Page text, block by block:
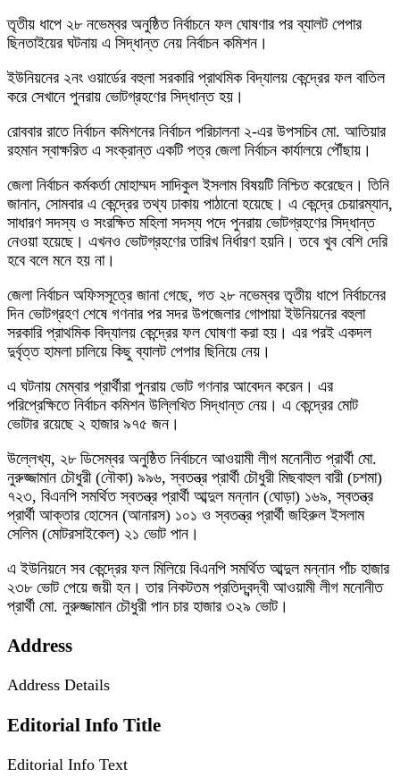
তৃতীয় ধাপে ২৮ নভেম্বর অনুষ্ঠিত নির্বাচনে ফল ঘোষণার পর ব্যালট পেপার
ছিনতাইয়ের ঘটনায় এ সিদ্ধান্ত নেয় নির্বাচন কমিশন।
ইউনিয়নের ২নং ওয়ার্ডের বহুলা সরকারি প্রাথমিক বিদ্যালয় কেন্দ্রের ফল বাতিল
করে সেখানে পুনরায় ভোটগ্রহণের সিদ্ধান্ত হয়।
রোববার রাতে নির্বাচন কমিশনের নির্বাচন পরিচালনা ২-এর উপসচিব মো. আতিয়ার
রহমান স্বাক্ষরিত এ সংক্রান্ত একটি পত্র জেলা নির্বাচন কার্যালয়ে পৌঁছায়।
জেলা নির্বাচন কর্মকর্তা মোহাম্মদ সাদিকুল ইসলাম বিষয়টি নিশ্চিত করেছেন। তিনি
জানান, সোমবার এ কেন্দ্রের তথ্য ঢাকায় পাঠানো হয়েছে। এ কেন্দ্রে চেয়ারম্যান,
সাধারণ সদস্য ও সংরক্ষিত মহিলা সদস্য পদে পুনরায় ভোটগ্রহণের সিদ্ধান্ত
নেওয়া হয়েছে। এখনও ভোটগ্রহণের তারিখ নির্ধারণ হয়নি। তবে খুব বেশি দেরি
হবে বলে মনে হয় না।
জেলা নির্বাচন অফিসসূত্রে জানা গেছে, গত ২৮ নভেম্বর তৃতীয় ধাপে নির্বাচনের
দিন ভোটগ্রহণ শেষে গণনার পর সদর উপজেলার গোপায়া ইউনিয়নের বহুলা
সরকারি প্রাথমিক বিদ্যালয় কেন্দ্রের ফল ঘোষণা করা হয়। এর পরই একদল
দুর্বৃত্ত হামলা চালিয়ে কিছু ব্যালট পেপার ছিনিয়ে নেয়।
এ ঘটনায় মেম্বার প্রার্থীরা পুনরায় ভোট গণনার আবেদন করেন। এর
পরিপ্রেক্ষিতে নির্বাচন কমিশন উল্লিখিত সিদ্ধান্ত নেয়। এ কেন্দ্রের মোট
ভোটার রয়েছে ২ হাজার ৯৭৫ জন।
উল্লেখ্য, ২৮ ডিসেম্বর অনুষ্ঠিত নির্বাচনে আওয়ামী লীগ মনোনীত প্রার্থী মো.
নুরুজ্জামান চৌধুরী (নৌকা) ৯৯৬, স্বতন্ত্র প্রার্থী চৌধুরী মিছবাহুল বারী (চশমা)
৭২৩, বিএনপি সমর্থিত স্বতন্ত্র প্রার্থী আব্দুল মন্নান (ঘোড়া) ১৬৯, স্বতন্ত্র
প্রার্থী আক্তার হোসেন (আনারস) ১০১ ও স্বতন্ত্র প্রার্থী জহিরুল ইসলাম
সেলিম (মোটরসাইকেল) ২১ ভোট পান।
এ ইউনিয়নে সব কেন্দ্রের ফল মিলিয়ে বিএনপি সমর্থিত আব্দুল মন্নান পাঁচ হাজার
২৩৮ ভোট পেয়ে জয়ী হন। তার নিকটতম প্রতিদ্বন্দ্বী আওয়ামী লীগ মনোনীত
প্রার্থী মো. নুরুজ্জামান চৌধুরী পান চার হাজার ৩২৯ ভোট।
Address
Address Details
Editorial Info Title
Editorial Info Text